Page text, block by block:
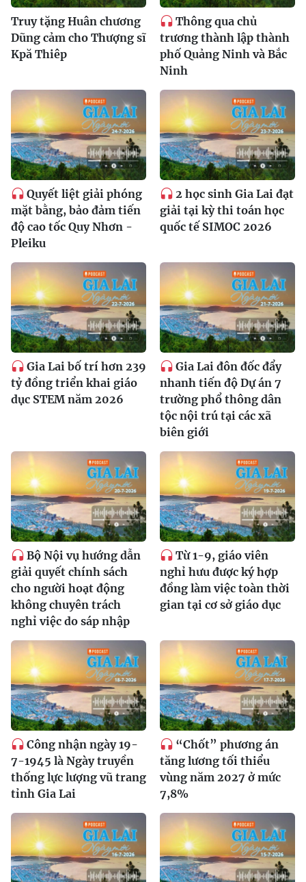
Truy tặng Huân chương
Dũng cảm cho Thượng sĩ
Kpă Thiêp
Thông qua chủ
trương thành lập thành
phố Quảng Ninh và Bắc
Ninh
Quyết liệt giải phóng
mặt bằng, bảo đảm tiến
độ cao tốc Quy Nhơn -
Pleiku
2 học sinh Gia Lai đạt
giải tại kỳ thi toán học
quốc tế SIMOC 2026
Gia Lai bố trí hơn 239
tỷ đồng triển khai giáo
dục STEM năm 2026
Gia Lai đôn đốc đẩy
nhanh tiến độ Dự án 7
trường phổ thông dân
tộc nội trú tại các xã
biên giới
Bộ Nội vụ hướng dẫn
giải quyết chính sách
cho người hoạt động
không chuyên trách
nghỉ việc do sáp nhập
Từ 1-9, giáo viên
nghỉ hưu được ký hợp
đồng làm việc toàn thời
gian tại cơ sở giáo dục
Công nhận ngày 19-
7-1945 là Ngày truyền
thống lực lượng vũ trang
tỉnh Gia Lai
“Chốt” phương án
tăng lương tối thiểu
vùng năm 2027 ở mức
7,8%